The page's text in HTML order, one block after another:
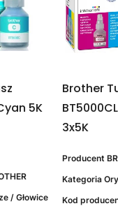
5K
/ Głowice
Brother
3x5K
Producent
Kategoria
Kod